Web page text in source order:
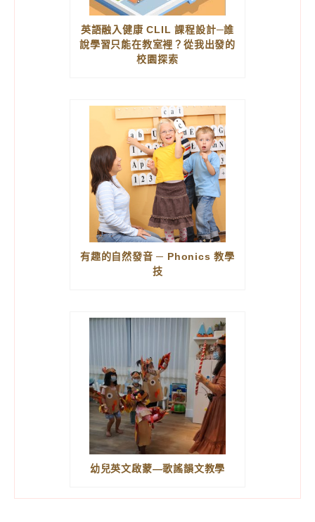
英語融入健康 CLIL 課程設計─誰
說學習只能在教室裡？從我出發的
校園探索
有趣的自然發音 ─ Phonics 教學
技
幼兒英文啟蒙—歌謠韻文教學